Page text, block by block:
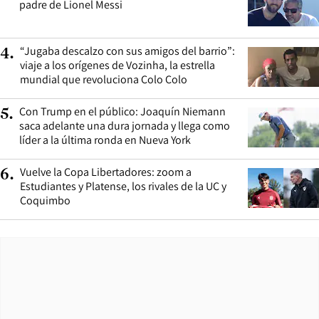
padre de Lionel Messi
4. “Jugaba descalzo con sus amigos del barrio”:
viaje a los orígenes de Vozinha, la estrella
mundial que revoluciona Colo Colo
5. Con Trump en el público: Joaquín Niemann
saca adelante una dura jornada y llega como
líder a la última ronda en Nueva York
6. Vuelve la Copa Libertadores: zoom a
Estudiantes y Platense, los rivales de la UC y
Coquimbo